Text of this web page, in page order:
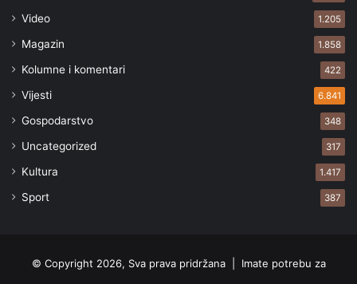
Video 1.205
Magazin 1.858
Kolumne i komentari 422
Vijesti 6.841
Gospodarstvo 348
Uncategorized 317
Kultura 1.417
Sport 387
© Copyright 2026, Sva prava pridržana | Imate potrebu za